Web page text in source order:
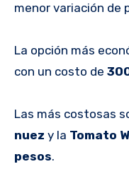
menor variación de
La opción más
con un costo de
Las más costosas
nuez y la Tomato
pesos.